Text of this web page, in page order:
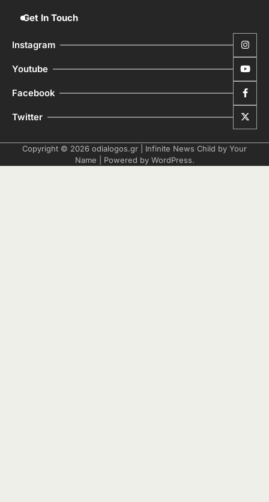
Get In Touch
Instagram
Youtube
Facebook
Twitter
Copyright © 2026 odialogos.gr | Infinite News Child by Your
Name | Powered by WordPress.